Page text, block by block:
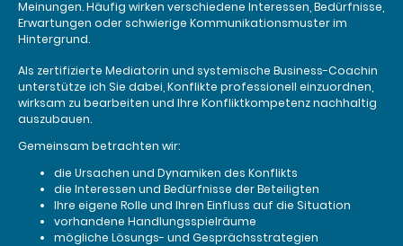
Meinungen. Häufig wirken verschiedene Interessen, Bedürfnisse,
Erwartungen oder schwierige Kommunikationsmuster im
Hintergrund.
Als zertifizierte Mediatorin und systemische Business-Coachin
unterstütze ich Sie dabei, Konflikte professionell einzuordnen,
wirksam zu bearbeiten und Ihre Konfliktkompetenz nachhaltig
auszubauen.
Gemeinsam betrachten wir:
die Ursachen und Dynamiken des Konflikts
die Interessen und Bedürfnisse der Beteiligten
Ihre eigene Rolle und Ihren Einfluss auf die Situation
vorhandene Handlungsspielräume
mögliche Lösungs- und Gesprächsstrategien